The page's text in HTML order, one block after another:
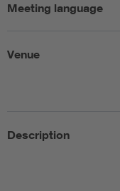
Meeting language
Venue
Description